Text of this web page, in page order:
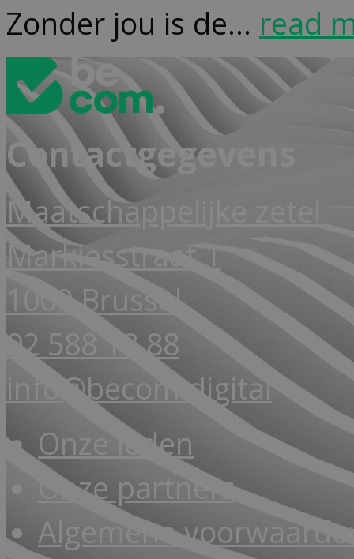
Zonder jou is de... read
Contactgegevens
Maatschappelijke zetel
Markiesstraat 1
1000 Brussel
02 588 18 88
info@becom.digital
Onze leden
Onze partners
Algemene